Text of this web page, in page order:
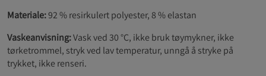
Materiale:92 % resirkulert polyester, 8 % elastan
Vaskeanvisning:Vask ved 30 °C, ikke bruk tøymykner, ikke
tørketrommel, stryk ved lav temperatur, unngå å stryke på
trykket, ikke renseri.